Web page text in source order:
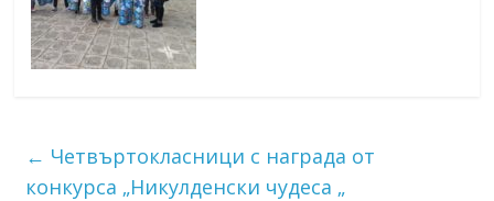
← Четвъртокласници с награда от
конкурса „Никулденски чудеса „